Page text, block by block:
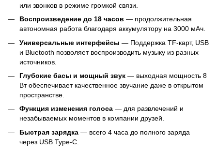
или звонков в режиме громкой связи.
Воспроизведение до 18 часов — продолжительная
автономная работа благодаря аккумулятору на 3000 мАч.
Универсальные интерфейсы — Поддержка TF-карт, USB
и Bluetooth позволяет воспроизводить музыку из разных
источников.
Глубокие басы и мощный звук — выходная мощность 8
Вт обеспечивает качественное звучание даже в открытом
пространстве.
Функция изменения голоса — для развлечений и
незабываемых моментов в компании друзей.
Быстрая зарядка — всего 4 часа до полного заряда
через USB Type-C.